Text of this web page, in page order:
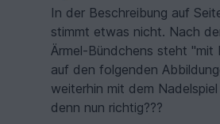
nicht so Profi wie Sie.
Freundlichen Gruss und schönes
Schweiz
Margrit Flückiger
In der Beschreibung auf
stimmt etwas nicht. Nach
Ärmel-Bündchens steht "mit
auf den folgenden
weiterhin mit dem
denn nun richtig???